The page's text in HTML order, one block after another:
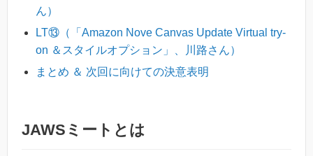
ん）
LT⑬（「Amazon Nove Canvas Update Virtual try-
on ＆スタイルオプション」、川路さん）
まとめ ＆ 次回に向けての決意表明
JAWSミートとは